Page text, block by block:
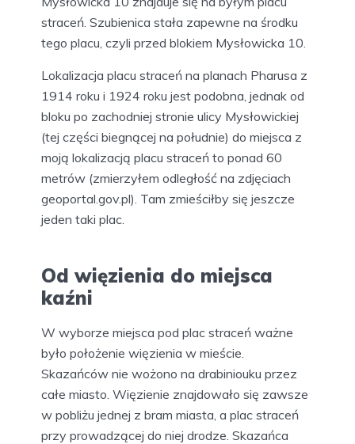
straceń. Szubienica stała zapewne na środku
tego placu, czyli przed blokiem Mysłowicka 10.
Lokalizacja placu straceń na planach Pharusa z
1914 roku i 1924 roku jest podobna, jednak od
bloku po zachodniej stronie ulicy Mysłowickiej
(tej części biegnącej na południe) do miejsca z
moją lokalizacją placu straceń to ponad 60
metrów (zmierzyłem odległość na zdjęciach
geoportal.gov.pl). Tam zmieściłby się jeszcze
jeden taki plac.
Od więzienia do miejsca
kaźni
W wyborze miejsca pod plac straceń ważne
było położenie więzienia w mieście.
Skazańców nie wożono na drabiniouku przez
całe miasto. Więzienie znajdowało się zawsze
w pobliżu jednej z bram miasta, a plac straceń
przy prowadzącej do niej drodze. Skazańca